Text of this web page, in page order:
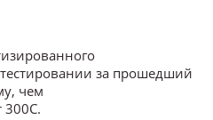
тестировании за прошедший
чем